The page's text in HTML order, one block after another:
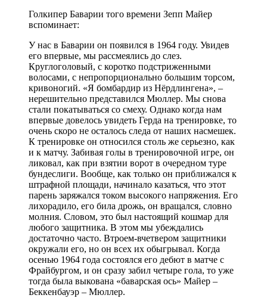
Голкипер Баварии того времени Зепп Майер
вспоминает:
У нас в Баварии он появился в 1964 году. Увидев
его впервые, мы рассмеялись до слез.
Круглоголовый, с коротко подстриженными
волосами, с непропорционально большим торсом,
кривоногий. «Я бомбардир из Нёрдлингена», –
нерешительно представился Мюллер. Мы снова
стали покатываться со смеху. Однако когда нам
впервые довелось увидеть Герда на тренировке, то
очень скоро не осталось следа от наших насмешек.
К тренировке он относился столь же серьезно, как
и к матчу. Забивая голы в тренировочной игре, он
ликовал, как при взятии ворот в очередном туре
бундеслиги. Вообще, как только он приближался к
штрафной площади, начинало казаться, что этот
парень заряжался током высокого напряжения. Его
лихорадило, его била дрожь, он вращался, словно
молния. Словом, это был настоящий кошмар для
любого защитника. В этом мы убеждались
достаточно часто. Втроем-вчетвером защитники
окружали его, но он всех их обыгрывал. Когда
осенью 1964 года состоялся его дебют в матче с
Фрайбургом, и он сразу забил четыре гола, то уже
тогда была выкована «баварская ось» Майер –
Беккенбауэр – Мюллер.